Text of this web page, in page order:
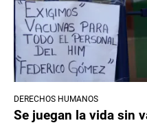
DERECHOS HUMANOS
Se juegan la vida sin